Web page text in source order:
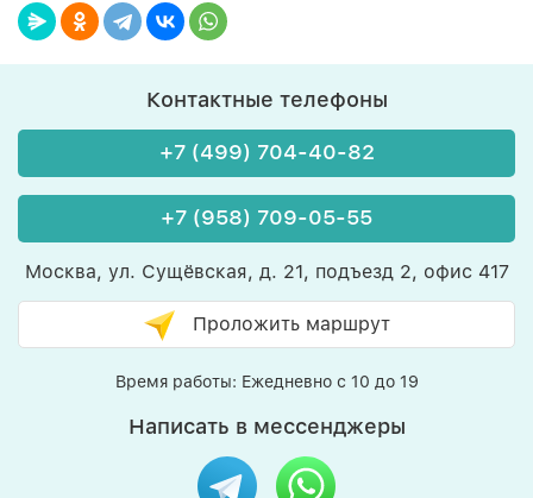
Контактные телефоны
+7 (499) 704-40-82
+7 (958) 709-05-55
Москва, ул. Сущёвская, д. 21, подъезд 2, офис 417
Проложить маршрут
Время работы: Ежедневно с 10 до 19
Написать в мессенджеры